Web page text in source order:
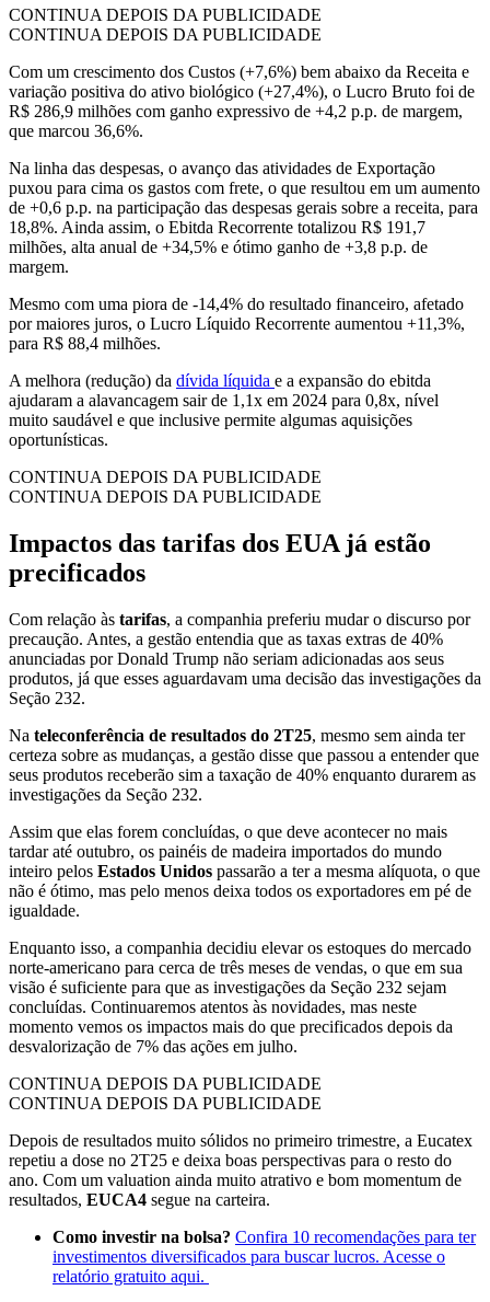
CONTINUA DEPOIS DA PUBLICIDADE
CONTINUA DEPOIS DA PUBLICIDADE
Com um crescimento dos Custos (+7,6%) bem abaixo da Receita e
variação positiva do ativo biológico (+27,4%), o Lucro Bruto foi de
R$ 286,9 milhões com ganho expressivo de +4,2 p.p. de margem,
que marcou 36,6%.
Na linha das despesas, o avanço das atividades de Exportação
puxou para cima os gastos com frete, o que resultou em um aumento
de +0,6 p.p. na participação das despesas gerais sobre a receita, para
18,8%. Ainda assim, o Ebitda Recorrente totalizou R$ 191,7
milhões, alta anual de +34,5% e ótimo ganho de +3,8 p.p. de
margem.
Mesmo com uma piora de -14,4% do resultado financeiro, afetado
por maiores juros, o Lucro Líquido Recorrente aumentou +11,3%,
para R$ 88,4 milhões.
A melhora (redução) da dívida líquida e a expansão do ebitda
ajudaram a alavancagem sair de 1,1x em 2024 para 0,8x, nível
muito saudável e que inclusive permite algumas aquisições
oportunísticas.
CONTINUA DEPOIS DA PUBLICIDADE
CONTINUA DEPOIS DA PUBLICIDADE
Impactos das tarifas dos EUA já estão
precificados
Com relação às tarifas, a companhia preferiu mudar o discurso por
precaução. Antes, a gestão entendia que as taxas extras de 40%
anunciadas por Donald Trump não seriam adicionadas aos seus
produtos, já que esses aguardavam uma decisão das investigações da
Seção 232.
Na teleconferência de resultados do 2T25, mesmo sem ainda ter
certeza sobre as mudanças, a gestão disse que passou a entender que
seus produtos receberão sim a taxação de 40% enquanto durarem as
investigações da Seção 232.
Assim que elas forem concluídas, o que deve acontecer no mais
tardar até outubro, os painéis de madeira importados do mundo
inteiro pelos Estados Unidos passarão a ter a mesma alíquota, o que
não é ótimo, mas pelo menos deixa todos os exportadores em pé de
igualdade.
Enquanto isso, a companhia decidiu elevar os estoques do mercado
norte-americano para cerca de três meses de vendas, o que em sua
visão é suficiente para que as investigações da Seção 232 sejam
concluídas. Continuaremos atentos às novidades, mas neste
momento vemos os impactos mais do que precificados depois da
desvalorização de 7% das ações em julho.
CONTINUA DEPOIS DA PUBLICIDADE
CONTINUA DEPOIS DA PUBLICIDADE
Depois de resultados muito sólidos no primeiro trimestre, a Eucatex
repetiu a dose no 2T25 e deixa boas perspectivas para o resto do
ano. Com um valuation ainda muito atrativo e bom momentum de
resultados, EUCA4 segue na carteira.
Como investir na bolsa? Confira 10 recomendações para ter
investimentos diversificados para buscar lucros. Acesse o
relatório gratuito aqui.